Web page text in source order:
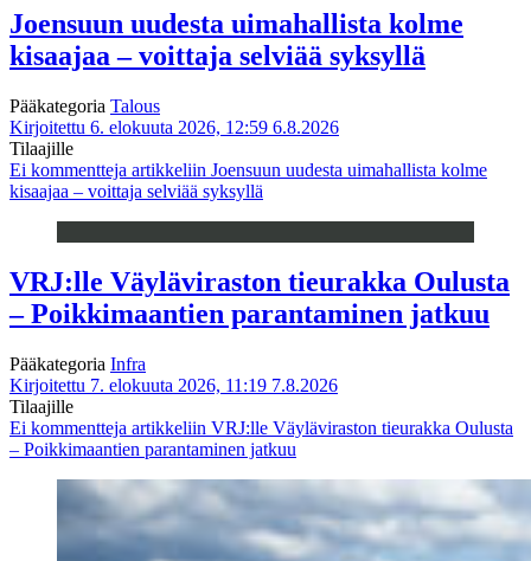
Joensuun uudesta uimahallista kolme
kisaajaa – voittaja selviää syksyllä
Pääkategoria Talous
Kirjoitettu 6. elokuuta 2026, 12:59 6.8.2026
Tilaajille
Ei kommentteja artikkeliin Joensuun uudesta uimahallista kolme
kisaajaa – voittaja selviää syksyllä
VRJ:lle Väyläviraston tieurakka Oulusta
– Poikkimaantien parantaminen jatkuu
Pääkategoria Infra
Kirjoitettu 7. elokuuta 2026, 11:19 7.8.2026
Tilaajille
Ei kommentteja artikkeliin VRJ:lle Väyläviraston tieurakka Oulusta
– Poikkimaantien parantaminen jatkuu